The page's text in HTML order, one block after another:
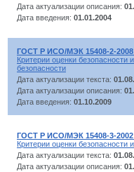
Дата актуализации описания:
Дата введения: 01.01.2004
ГОСТ Р ИСО/МЭК 15408-2-2008
Критерии оценки
безопасности
Дата актуализации текста:
Дата актуализации описания:
Дата введения: 01.10.2009
ГОСТ Р ИСО/МЭК 15408-3-2002
Критерии оценки
Дата актуализации текста:
Дата актуализации описания: